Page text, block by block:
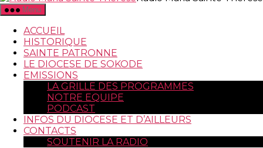
Menu
ACCUEIL
HISTORIQUE
SAINTE PATRONNE
LE DIOCESE DE SOKODE
EMISSIONS
LA GRILLE DES PROGRAMMES
NOTRE EQUIPE
PODCAST
INFOS DU DIOCESE ET D’AILLEURS
CONTACTS
SOUTENIR LA RADIO